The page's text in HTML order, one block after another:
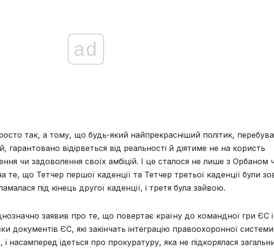
ad
так, а тому, що будь-який найпрекрасніший політик,
гарантовано відірветься від реальності й діятиме не на користь
чи задоволення своїх амбіцій. І це сталося не лише з Орбаном
що Тетчер першої каденції та Тетчер третьої каденції були
під кінець другої каденції, і третя була зайвою.
заявив про те, що повертає країну до командної гри ЄС і
документів ЄС, які закінчать інтеграцію правоохоронної системи
і насамперед ідеться про прокуратуру, яка не підкорялася